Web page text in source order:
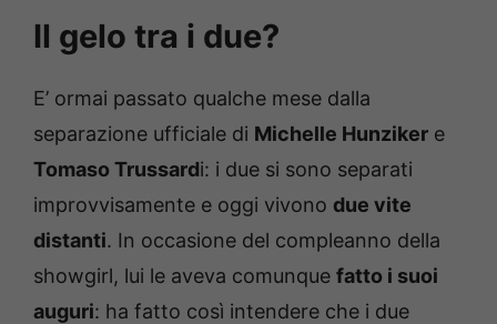
Il gelo tra i due?
E’ ormai passato qualche mese dalla
separazione ufficiale di Michelle Hunziker e
Tomaso Trussardi: i due si sono separati
improvvisamente e oggi vivono due vite
distanti. In occasione del compleanno della
showgirl, lui le aveva comunque fatto i suoi
auguri: ha fatto così intendere che i due